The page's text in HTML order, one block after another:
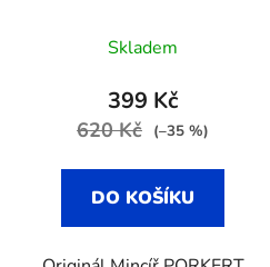
Skladem
399 Kč
620 Kč (–35 %)
DO KOŠÍKU